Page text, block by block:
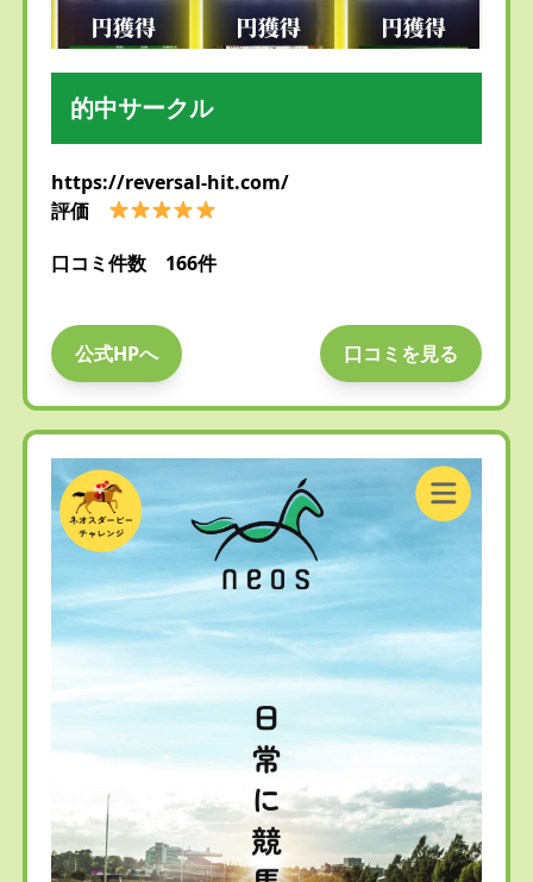
的中サークル
https://reversal-hit.com/
評価
口コミ件数 166件
公式HPへ 口コミを見る